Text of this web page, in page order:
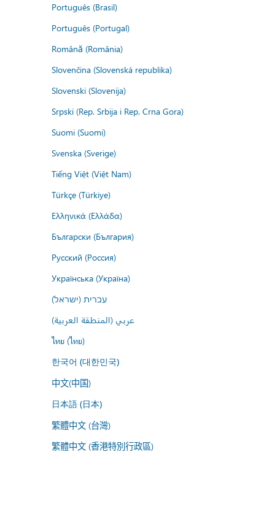
Português (Brasil)
Português (Portugal)
Română (România)
Slovenčina (Slovenská republika)
Slovenski (Slovenija)
Srpski (Rep. Srbija i Rep. Crna Gora)
Suomi (Suomi)
Svenska (Sverige)
Tiếng Việt (Việt Nam)
Türkçe (Türkiye)
Ελληνικά (Ελλάδα)
Български (България)
Русский (Россия)
Українська (Україна)
עברית (ישראל)
عربي (المنطقة العربية)
ไทย (ไทย)
한국어 (대한민국)
中文(中国)
日本語 (日本)
繁體中文 (台灣)
繁體中文 (香港特別行政區)